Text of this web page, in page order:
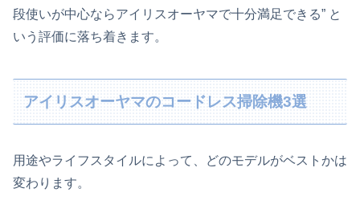
段使いが中心ならアイリスオーヤマで十分満足できる” と
いう評価に落ち着きます。
アイリスオーヤマのコードレス掃除機3選
用途やライフスタイルによって、どのモデルがベストかは
変わります。